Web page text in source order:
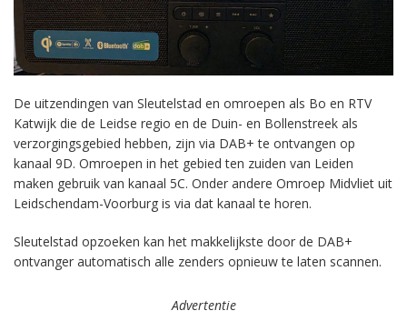
De uitzendingen van Sleutelstad en omroepen als Bo en RTV
Katwijk die de Leidse regio en de Duin- en Bollenstreek als
verzorgingsgebied hebben, zijn via DAB+ te ontvangen op
kanaal 9D. Omroepen in het gebied ten zuiden van Leiden
maken gebruik van kanaal 5C. Onder andere Omroep Midvliet uit
Leidschendam-Voorburg is via dat kanaal te horen.
Sleutelstad opzoeken kan het makkelijkste door de DAB+
ontvanger automatisch alle zenders opnieuw te laten scannen.
Advertentie